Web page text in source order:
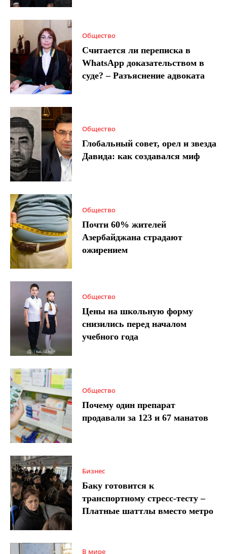
Общество
Считается ли переписка в
WhatsApp доказательством в
суде? – Разъяснение адвоката
Общество
Глобальный совет, орел и звезда
Давида: как создавался миф
Общество
Почти 60% жителей
Азербайджана страдают
ожирением
Общество
Цены на школьную форму
снизились перед началом
учебного года
Общество
Почему один препарат
продавали за 123 и 67 манатов
Бизнес
Баку готовится к
транспортному стресс-тесту –
Платные шаттлы вместо метро
В мире